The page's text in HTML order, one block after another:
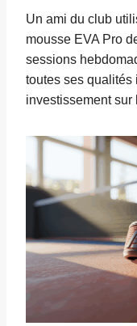
Un ami du club
mousse EVA Pro
sessions
toutes ses
investissement sur